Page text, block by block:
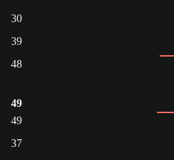
30
39
48
49
49
37